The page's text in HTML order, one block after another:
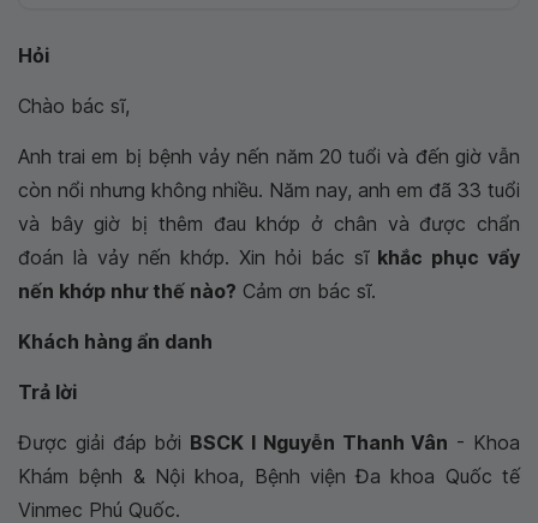
Hỏi
Chào bác sĩ,
Anh trai em bị bệnh vảy nến năm 20 tuổi và đến giờ vẫn
còn nổi nhưng không nhiều. Năm nay, anh em đã 33 tuổi
và bây giờ bị thêm đau khớp ở chân và được chẩn
đoán là vảy nến khớp. Xin hỏi bác sĩ khắc phục vẩy
nến khớp như thế nào? Cảm ơn bác sĩ.
Khách hàng ẩn danh
Trả lời
Được giải đáp bởi BSCK I Nguyễn Thanh Vân - Khoa
Khám bệnh & Nội khoa, Bệnh viện Đa khoa Quốc tế
Vinmec Phú Quốc.